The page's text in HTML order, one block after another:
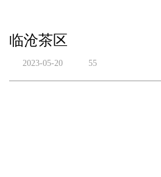
临沧茶区
2023-05-20 55